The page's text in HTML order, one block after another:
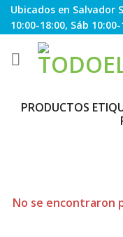
Skip
to
content
Ubicados en Salvador
10:00-18:00, Sáb
PRODUCTOS
No se encontraron